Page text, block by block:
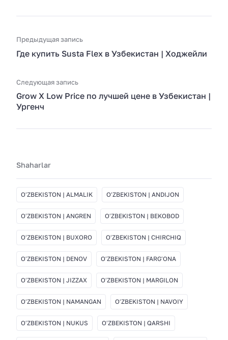
Предыдущая запись
Где купить Susta Flex в Узбекистан | Ходжейли
Следующая запись
Grow X Low Price по лучшей цене в Узбекистан |
Ургенч
Shaharlar
OʻZBEKISTON | ALMALIK OʻZBEKISTON | ANDIJON
OʻZBEKISTON | ANGREN OʻZBEKISTON | BEKOBOD
OʻZBEKISTON | BUXORO OʻZBEKISTON | CHIRCHIQ
OʻZBEKISTON | DENOV OʻZBEKISTON | FARGʻONA
OʻZBEKISTON | JIZZAX OʻZBEKISTON | MARGILON
OʻZBEKISTON | NAMANGAN OʻZBEKISTON | NAVOIY
OʻZBEKISTON | NUKUS OʻZBEKISTON | QARSHI